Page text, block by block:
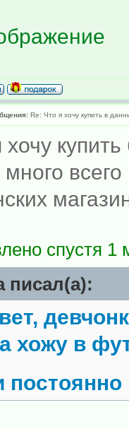
Re: Что я хочу купить в
хочу
спустя 1
писал(а):
хожу в